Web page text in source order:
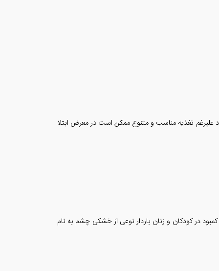
علیرغم تغذیه مناسب و متنوع ممکن است در معرض ابتلا
در کودکان و زنان باردار نوعی از خشکی چشم به نام